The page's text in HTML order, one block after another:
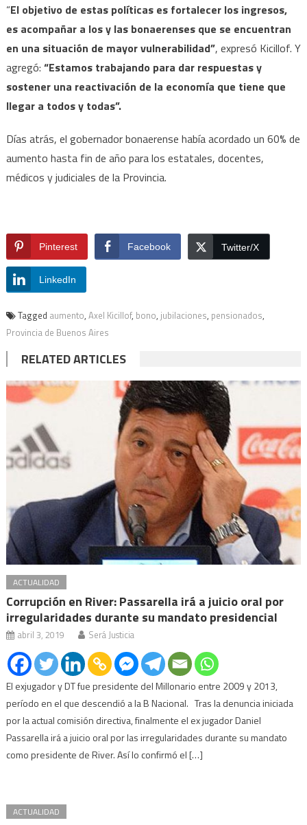
“El objetivo de estas políticas es fortalecer los ingresos,
es acompañar a los y las bonaerenses que se encuentran
en una situación de mayor vulnerabilidad”, expresó Kicillof. Y
agregó: “Estamos trabajando para dar respuestas y
sostener una reactivación de la economía que tiene que
llegar a todos y todas”.
Días atrás, el gobernador bonaerense había acordado un 60% de
aumento hasta fin de año para los estatales, docentes,
médicos y judiciales de la Provincia.
Pinterest Facebook Twitter/X
LinkedIn
Tagged aumento, Axel Kicillof, bono, jubilaciones, pensionados,
Provincia de Buenos Aires
RELATED ARTICLES
ACTUALIDAD
Corrupción en River: Passarella irá a juicio oral por
irregularidades durante su mandato presidencial
abril 3, 2019 Será Justicia
El exjugador y DT fue presidente del Millonario entre 2009 y 2013,
período en el que descendió a la B Nacional. Tras la denuncia iniciada
por la actual comisión directiva, finalmente el ex jugador Daniel
Passarella irá a juicio oral por las irregularidades durante su mandato
como presidente de River. Así lo confirmó el […]
ACTUALIDAD